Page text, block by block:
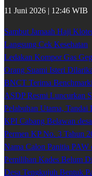
11 Juni 2026 | 12:46 WIB
Sambut Jamaah Haji
Langsung Cek Kesehatan
Ledakan Kompor Gas
Orang Suami Isteri
BNCT Terima
ASDP Resmi Luncurkan
Pelabuhan Utama, Tandai
KPI Cabang Belawan
Permen KP No. 3 Tahun
Nama Calon Panitia PAW
Pemilihan Kades Belum
Desa Tengkujuh Bentuk